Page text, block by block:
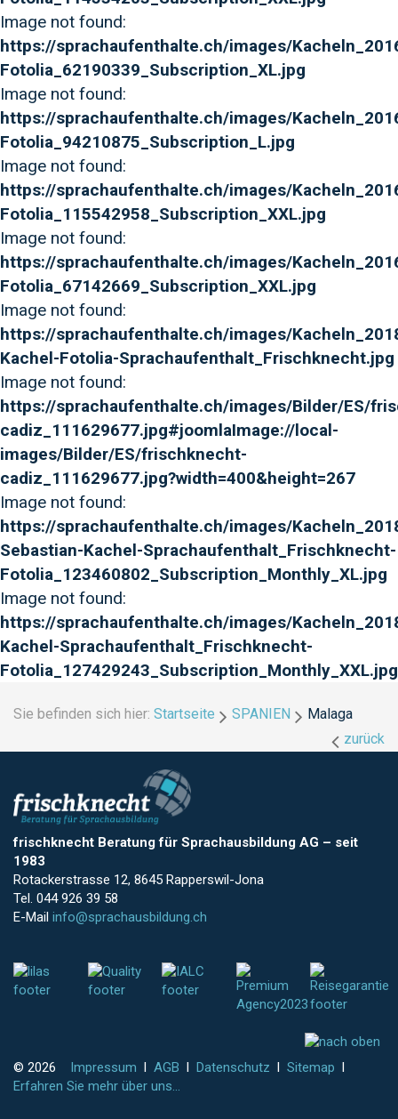
Image not found:
https://sprachaufenthalte.ch/images/
Fotolia_62190339_Subscription_XL.jpg
Image not found:
https://sprachaufenthalte.ch/images/
Fotolia_94210875_Subscription_L.jpg
Image not found:
https://sprachaufenthalte.ch/images/
Fotolia_115542958_Subscription_XXL.jpg
Image not found:
https://sprachaufenthalte.ch/images/
Fotolia_67142669_Subscription_XXL.jpg
Image not found:
https://sprachaufenthalte.ch/images/
Kachel-Fotolia-Sprachaufenthalt_Frischknecht.jpg
Image not found:
https://sprachaufenthalte.ch/images/Bilder/ES/
cadiz_111629677.jpg#joomlaImage://local-
images/Bilder/ES/frischknecht-
cadiz_111629677.jpg?width=400&height=267
Image not found:
https://sprachaufenthalte.ch/images/
Sebastian-Kachel-Sprachaufenthalt_Frischknecht-
Fotolia_123460802_Subscription_Monthly_XL.jpg
Image not found:
https://sprachaufenthalte.ch/images/
Kachel-Sprachaufenthalt_Frischknecht-
Fotolia_127429243_Subscription_Monthly_XXL.jpg
Sie befinden sich hier: Startseite SPANIEN
Malaga
zurück
frischknecht Beratung für Sprachausbildung AG – seit
1983
Rotackerstrasse 12, 8645 Rapperswil-Jona
Tel. 044 926 39 58
E-Mail info@sprachausbildung.ch
© 2026 Impressum AGB Datenschutz Sitemap
Erfahren Sie mehr über uns...